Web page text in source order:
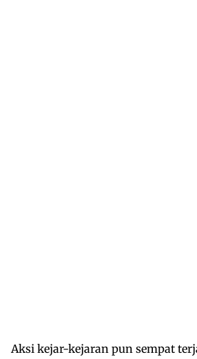
Aksi kejar-kejaran pun sempat